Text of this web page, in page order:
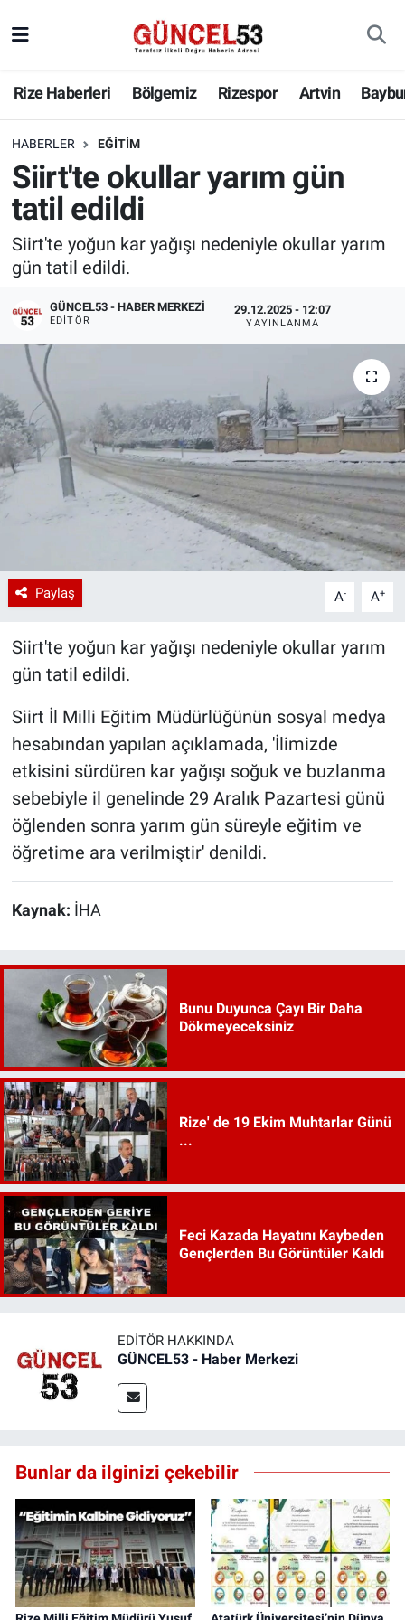
Rize Haberleri Bölgemiz Rizespor Artvin
HABERLER EĞITIM
Siirt'te okullar yarım gün
tatil edildi
Siirt'te yoğun kar yağışı nedeniyle okullar yarım
gün tatil edildi.
GÜNCEL53 - HABER MERKEZI
EDITÖR
29.12.2025 - 12:07
YAYINLANMA
Paylaş A- A+
Siirt'te yoğun kar yağışı nedeniyle okullar yarım
gün tatil edildi.
Siirt İl Milli Eğitim Müdürlüğünün sosyal medya
hesabından yapılan açıklamada, 'İlimizde
etkisini sürdüren kar yağışı soğuk ve buzlanma
sebebiyle il genelinde 29 Aralık Pazartesi günü
öğlenden sonra yarım gün süreyle eğitim ve
öğretime ara verilmiştir' denildi.
Kaynak: İHA
Bunu Duyunca Çayı Bir Daha
Dökmeyeceksiniz
Rize' de 19 Ekim Muhtarlar Günü
...
Feci Kazada Hayatını Kaybeden
Gençlerden Bu Görüntüler Kaldı
EDITÖR HAKKINDA
GÜNCEL53 - Haber Merkezi
Bunlar da ilginizi çekebilir